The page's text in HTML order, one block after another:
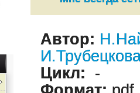
Автор:
Цикл: -